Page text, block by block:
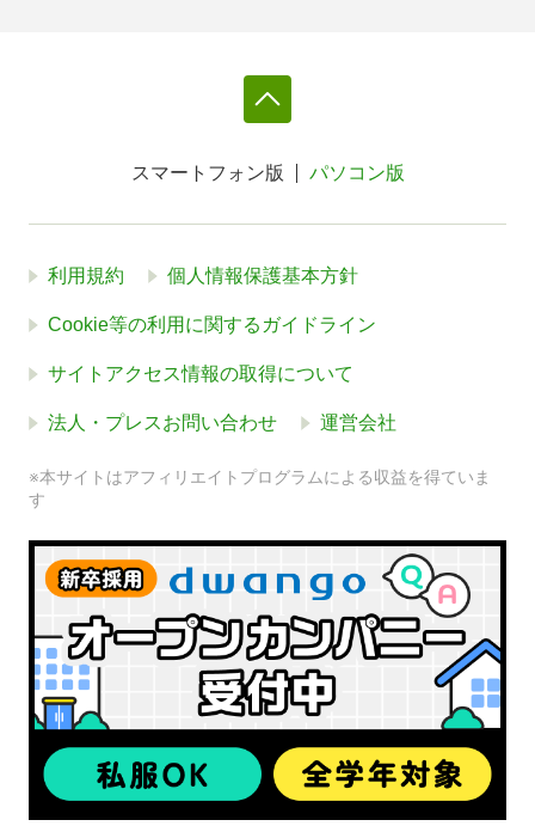
スマートフォン版 パソコン版
利用規約 個人情報保護基本方針
Cookie等の利用に関するガイドライン
サイトアクセス情報の取得について
法人・プレスお問い合わせ 運営会社
※本サイトはアフィリエイトプログラムによる収益を得ていま
す